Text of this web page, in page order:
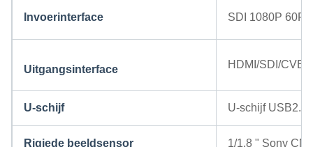
Invoerinterface SDI 1080P
Uitgangsinterface HDMI/SDI/
U-schijf U-schijf
Rigiede beeldsensor 1/1.8 " Sony